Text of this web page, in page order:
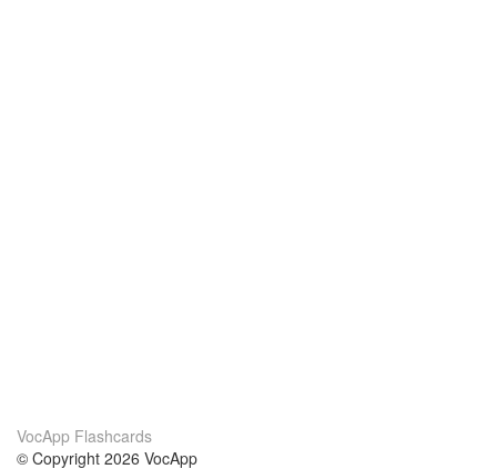
VocApp Flashcards
© Copyright 2026 VocApp